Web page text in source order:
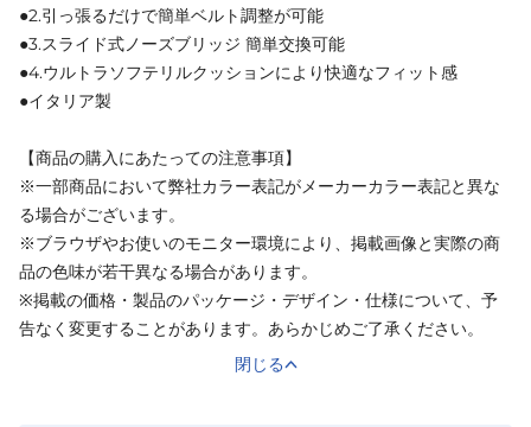
●2.引っ張るだけで簡単ベルト調整が可能
●3.スライド式ノーズブリッジ 簡単交換可能
●4.ウルトラソフテリルクッションにより快適なフィット感
●イタリア製
【商品の購入にあたっての注意事項】
※一部商品において弊社カラー表記がメーカーカラー表記と異な
る場合がございます。
※ブラウザやお使いのモニター環境により、掲載画像と実際の商
品の色味が若干異なる場合があります。
※掲載の価格・製品のパッケージ・デザイン・仕様について、予
告なく変更することがあります。あらかじめご了承ください。
閉じる